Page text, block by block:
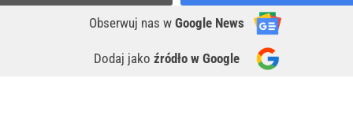
Obserwuj nas w Google News
Dodaj jako źródło w Google